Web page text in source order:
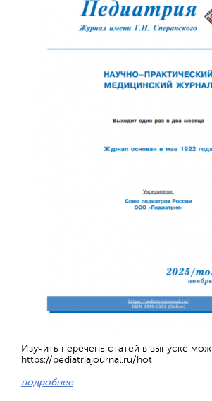
Изучить перечень статей в выпуске
https://pediatriajournal.ru/hot
подробнее